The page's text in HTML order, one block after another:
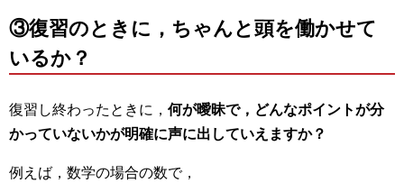
③復習のときに，ちゃんと頭を働かせて
いるか？
復習し終わったときに， 何が曖昧で，どんなポイントが分
かっていないかが明確に声に出していえますか？
例えば，数学の場合の数で，